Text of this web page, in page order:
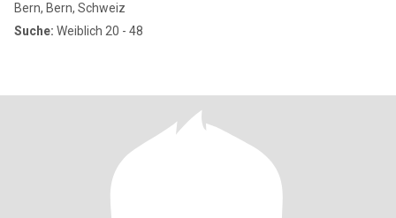
Bern, Bern, Schweiz
Suche: Weiblich 20 - 48